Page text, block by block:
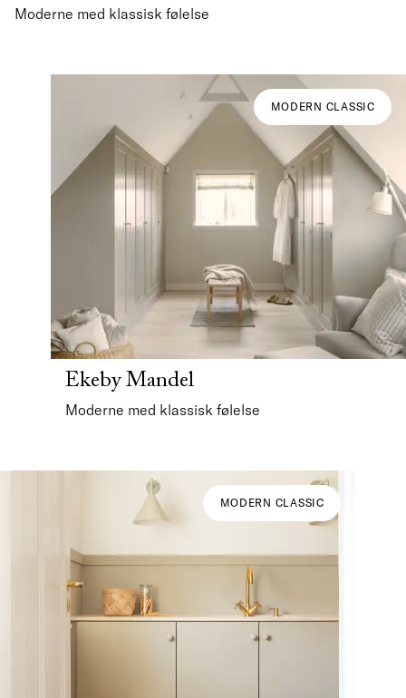
Moderne med klassisk følelse
MODERN CLASSIC
Ekeby Mandel
Moderne med klassisk følelse
MODERN CLASSIC